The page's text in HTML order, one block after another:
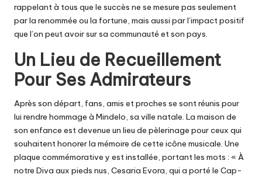
rappelant à tous que le succès ne se mesure pas seulement
par la renommée ou la fortune, mais aussi par l’impact positif
que l’on peut avoir sur sa communauté et son pays.
Un Lieu de Recueillement
Pour Ses Admirateurs
Après son départ, fans, amis et proches se sont réunis pour
lui rendre hommage à Mindelo, sa ville natale. La maison de
son enfance est devenue un lieu de pèlerinage pour ceux qui
souhaitent honorer la mémoire de cette icône musicale. Une
plaque commémorative y est installée, portant les mots : « À
notre Diva aux pieds nus, Cesaria Evora, qui a porté le Cap-